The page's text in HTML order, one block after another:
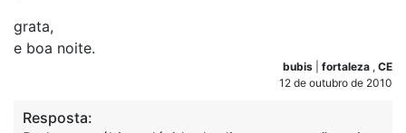
grata,
e boa noite.
bubis fortaleza , CE
12 de outubro de 2010
Resposta: